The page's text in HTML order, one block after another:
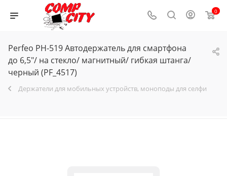
0
Perfeo PH-519 Автодержатель для смартфона
до 6,5"/ на стекло/ магнитный/ гибкая штанга/
черный (PF_4517)
Держатели для мобильных устройств, моноподы для селфи